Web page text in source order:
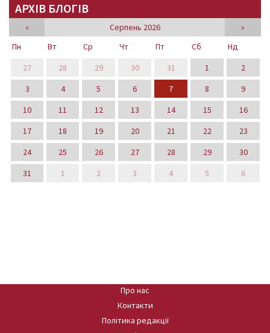
АРХІВ БЛОГІВ
« Серпень 2026
»
Пн
Вт Ср Чт Пт Сб
Нд
27
28 29 30 31 1
2
3
4 5 6 7 8
9
10
11 12 13 14 15
16
17
18 19 20 21 22
23
24
25 26 27 28 29
30
31
1 2 3 4 5 6
Про нас
Контакти
Політика редакції